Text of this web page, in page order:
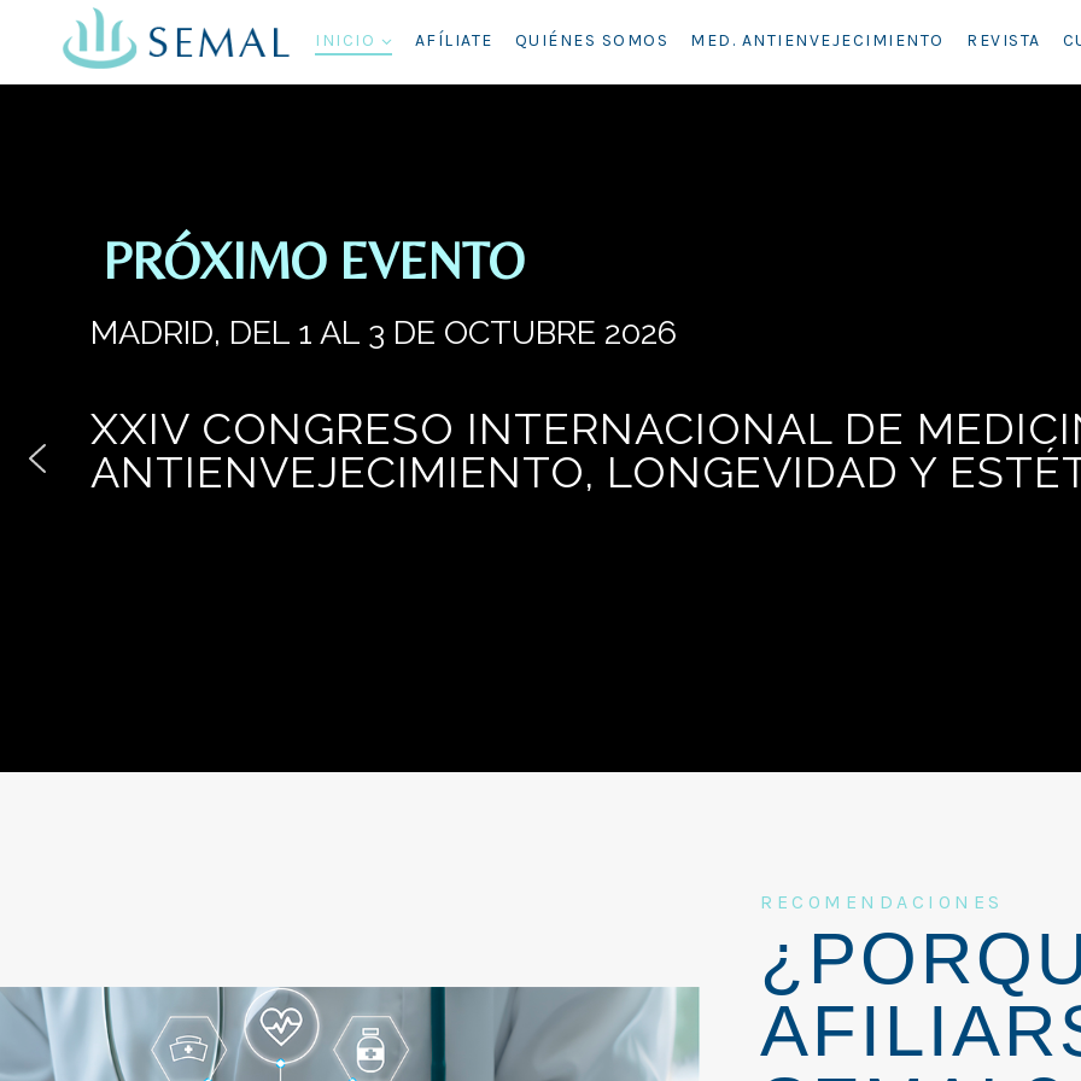
INICIO AFÍLIATE QUIÉNES SOMOS MED. ANTIENVEJECIMIENTO REVISTA
PRÓXIMO EVENTO
MADRID, DEL 1 AL 3 DE OCTUBRE 2026
XXIV CONGRESO INTERNACIONAL DE
ANTIENVEJECIMIENTO, LONGEVIDAD Y
RECOMENDACIONES